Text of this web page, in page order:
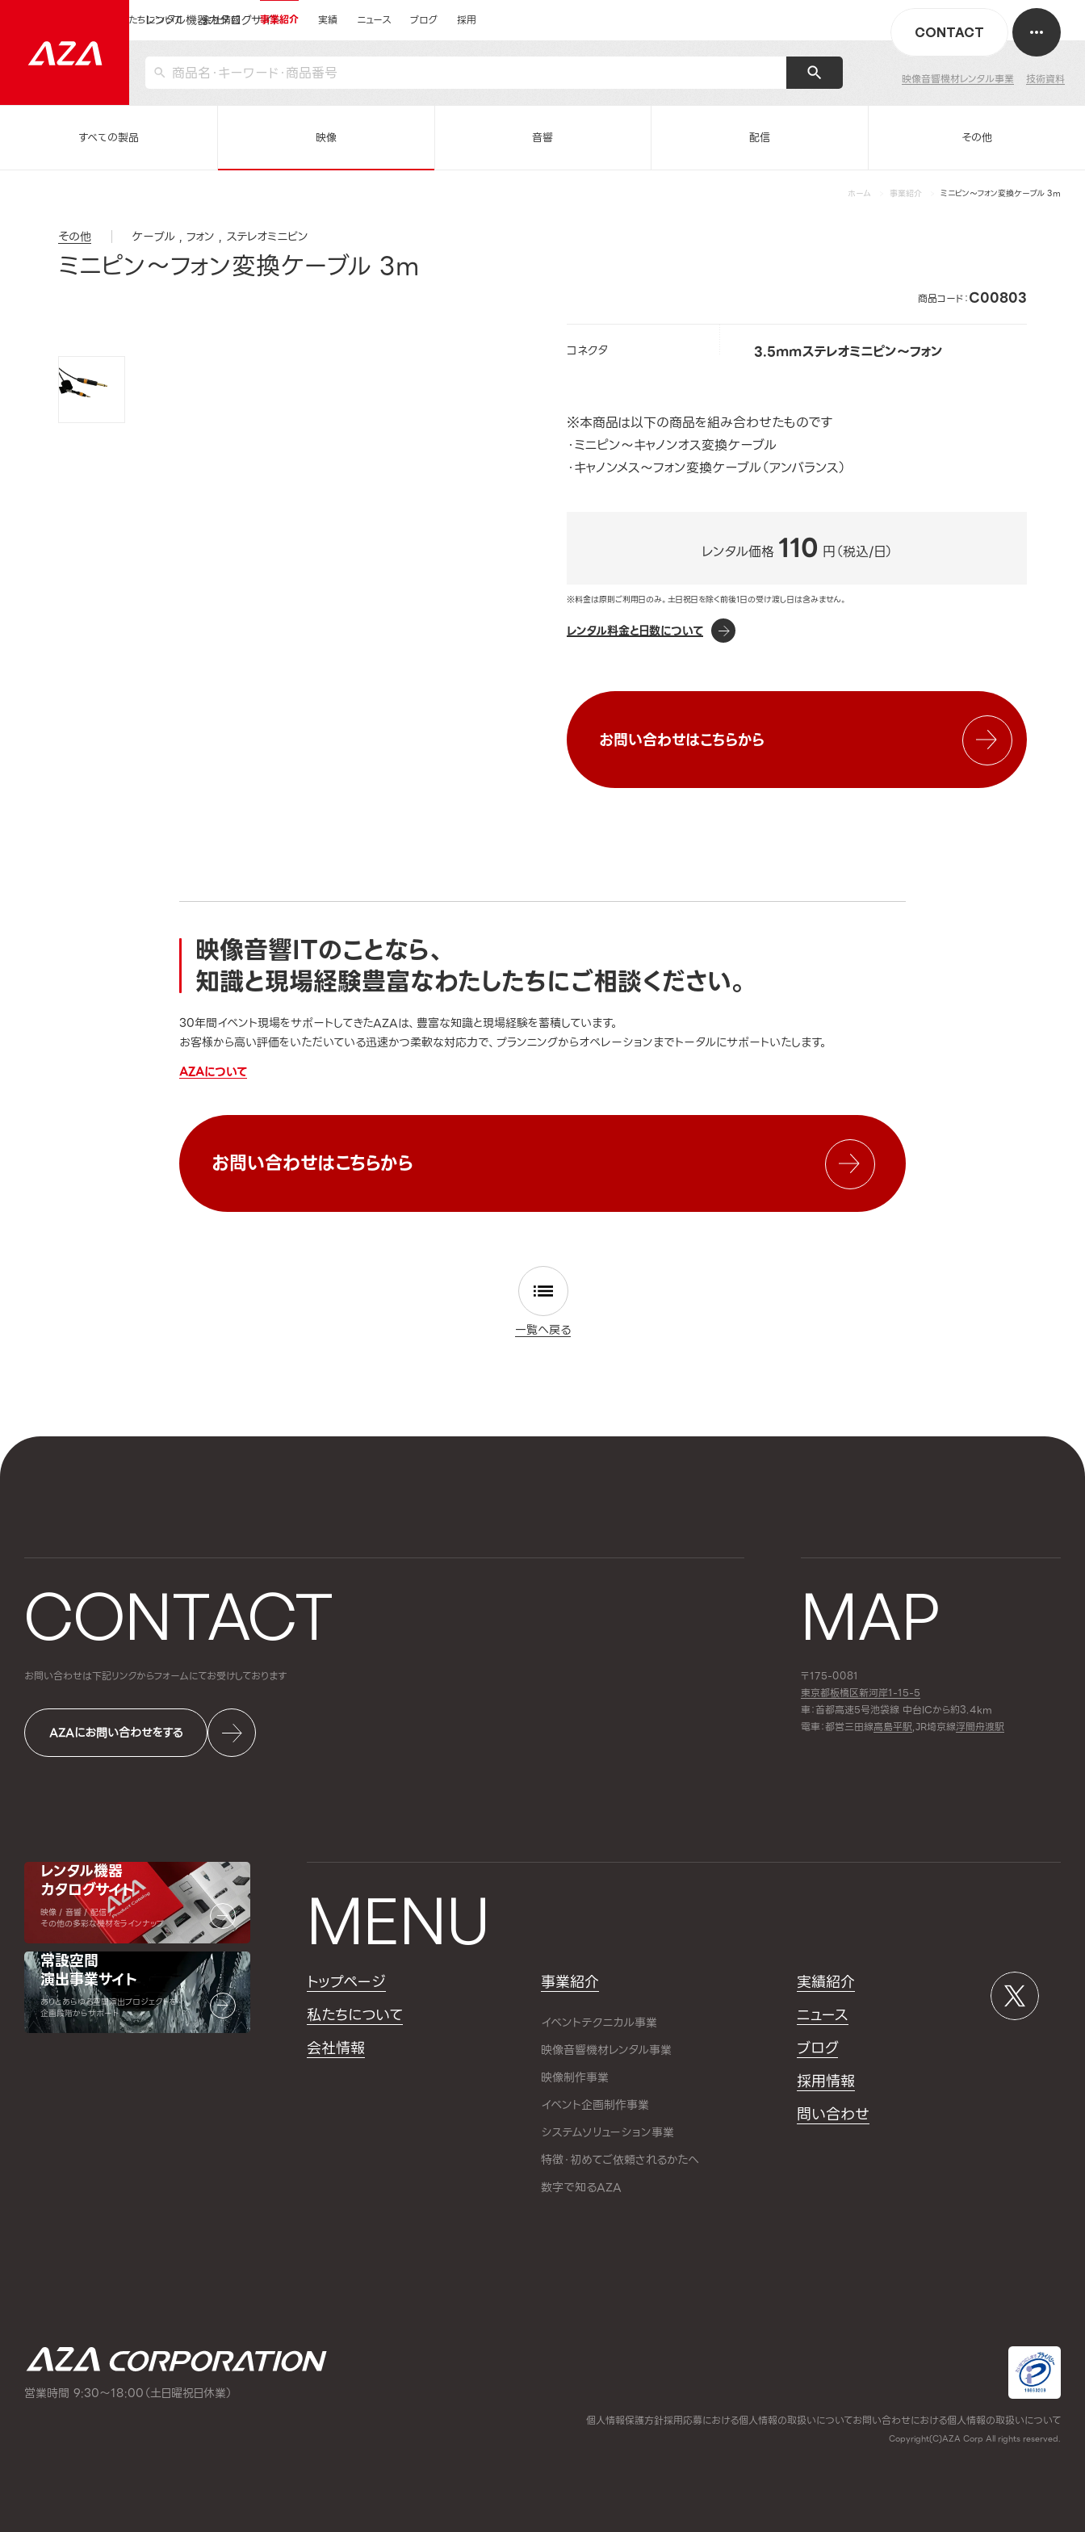
レンタル機器カタログサイト
映像音響機材レンタル事業 技術資料
CONTACT
私たちについて 会社情報 事業紹介 実績 ニュース ブログ 採用
すべての製品 映像 音響 配信 その他
ホーム 事業紹介 ミニピン～フォン変換ケーブル 3m
その他 ケーブル フォン ステレオミニピン
ミニピン～フォン変換ケーブル 3m
商品コード：C00803
コネクタ 3.5mmステレオミニピン～フォン
※本商品は以下の商品を組み合わせたものです
・ミニピン～キャノンオス変換ケーブル
・キャノンメス～フォン変換ケーブル（アンバランス）
レンタル価格 110 円（税込/日）
※料金は原則ご利用日のみ。土日祝日を除く前後1日の受け渡し日は含みません。
レンタル料金と日数について
お問い合わせはこちらから
映像音響ITのことなら、
知識と現場経験豊富なわたしたちにご相談ください。
30年間イベント現場をサポートしてきたAZAは、豊富な知識と現場経験を蓄積しています。
お客様から高い評価をいただいている迅速かつ柔軟な対応力で、プランニングからオペレーションまでトータルにサポートいたします。
AZAについて
お問い合わせはこちらから
一覧へ戻る
CONTACT
お問い合わせは下記リンクからフォームにてお受けしております
AZAにお問い合わせをする
MAP
〒175-0081
東京都板橋区新河岸1-15-5
車：首都高速5号池袋線 中台ICから約3.4km
電車：都営三田線高島平駅,JR埼京線浮間舟渡駅
レンタル機器
カタログサイト
映像 / 音響 / 配信 /
その他の多彩な機材をラインナップ
常設空間
演出事業サイト
ありとあらゆる空間演出プロジェクトを
企画段階からサポート
MENU
トップページ
私たちについて
会社情報
事業紹介
イベントテクニカル事業
映像音響機材レンタル事業
映像制作事業
イベント企画制作事業
システムソリューション事業
特徴・初めてご依頼されるかたへ
数字で知るAZA
実績紹介
ニュース
ブログ
採用情報
問い合わせ
営業時間 9:30～18:00（土日曜祝日休業）
個人情報保護方針採用応募における個人情報の取扱いについてお問い合わせにおける個人情報の取扱いについて
Copyright(C)AZA Corp All rights reserved.